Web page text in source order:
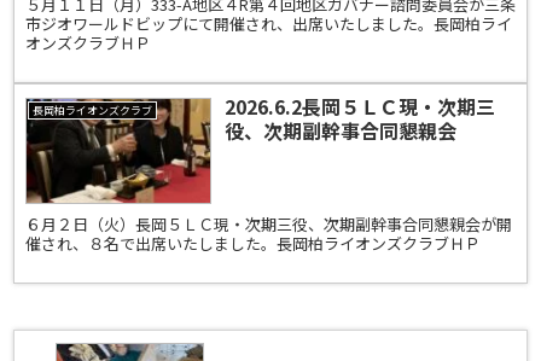
市ジオワールドビップにて開催され、出席いたしました。長岡柏ライ
オンズクラブＨＰ
長岡柏ライオンズクラブ
2026.6.2長岡５ＬＣ現・次期三
役、次期副幹事合同懇親会
６月２日（火）長岡５ＬＣ現・次期三役、次期副幹事合同懇親会が開
催され、８名で出席いたしました。長岡柏ライオンズクラブＨＰ